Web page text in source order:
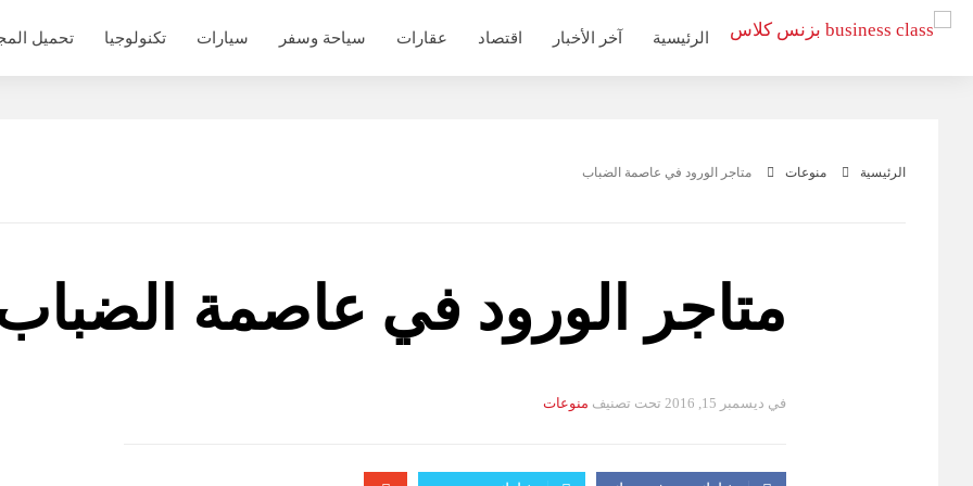
التجاوز
الرئيسية آخر الأخبار اقتصاد عقارات سياحة وسفر سيارات تكنولوجيا تحميل
الرئيسية منوعات متاجر الورود في عاصمة الضباب
متاجر الورود في عاصمة
في ديسمبر 15, 2016 تحت تصنيف التصانيف
منوعات